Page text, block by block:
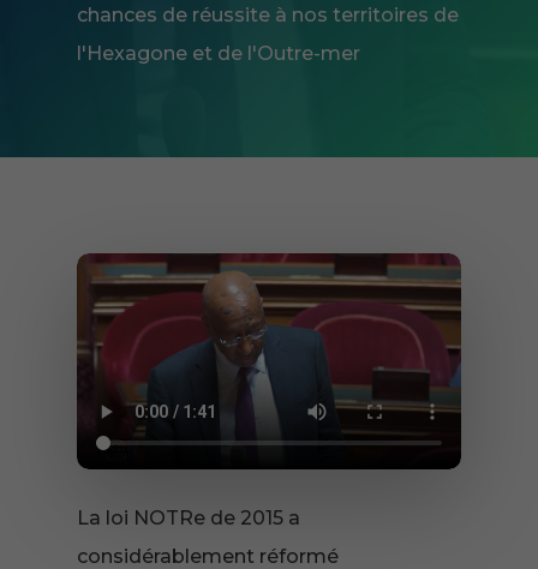
chances de réussite à nos territoires de
l'Hexagone et de l'Outre-mer
La loi NOTRe de 2015 a
considérablement réformé